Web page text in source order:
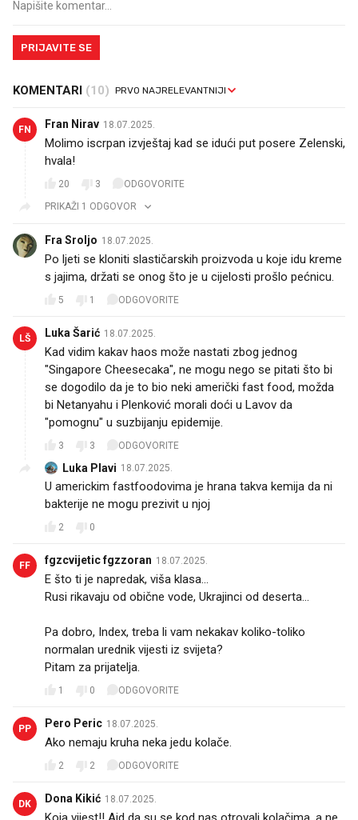
PRIJAVITE SE
KOMENTARI (10)
FN Fran Nirav 18.07.2025.
Molimo iscrpan izvještaj kad se idući put posere Zelenski,
hvala!
20 3
ODGOVORITE
PRIKAŽI 1 ODGOVOR
Fra Sroljo 18.07.2025.
Po ljeti se kloniti slastičarskih proizvoda u koje idu kreme
s jajima, držati se onog što je u cijelosti prošlo pećnicu.
5 1 ODGOVORITE
LŠ Luka Šarić 18.07.2025.
Kad vidim kakav haos može nastati zbog jednog
"Singapore Cheesecaka", ne mogu nego se pitati što bi
se dogodilo da je to bio neki američki fast food, možda
bi Netanyahu i Plenković morali doći u Lavov da
"pomognu" u suzbijanju epidemije.
3 3 ODGOVORITE
Luka Plavi 18.07.2025.
U americkim fastfoodovima je hrana takva kemija da ni
bakterije ne mogu prezivit u njoj
2 0
FF fgzcvijetic fgzzoran 18.07.2025.
E što ti je napredak, viša klasa...
Rusi rikavaju od obične vode, Ukrajinci od deserta...
Pa dobro, Index, treba li vam nekakav koliko-toliko
normalan urednik vijesti iz svijeta?
Pitam za prijatelja.
1 0 ODGOVORITE
PP Pero Peric 18.07.2025.
Ako nemaju kruha neka jedu kolače.
2 2 ODGOVORITE
DK Dona Kikić 18.07.2025.